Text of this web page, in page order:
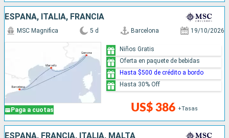
ESPAÑA, ITALIA, FRANCIA
Paga a cuotas
MSC Magnifica 5 d Barcelona 19/10/2026
US$ 386 +Tasas
Niños Gratis
Oferta en paquete de bebidas
Hasta $500 de crédito a bordo
Hasta 30% Off
ESPAÑA, FRANCIA, ITALIA, MALTA